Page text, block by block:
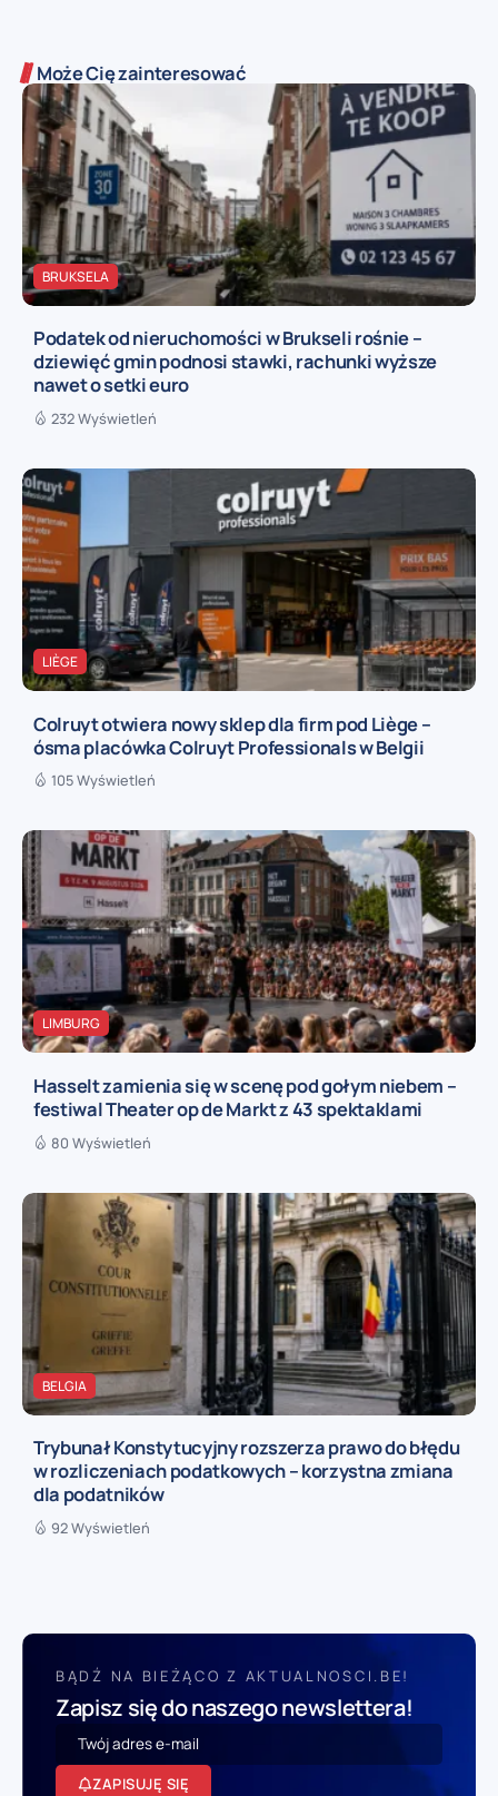
Może Cię zainteresować
BRUKSELA
Podatek od nieruchomości w Brukseli rośnie –
dziewięć gmin podnosi stawki, rachunki wyższe
nawet o setki euro
232 Wyświetleń
LIÈGE
Colruyt otwiera nowy sklep dla firm pod Liège –
ósma placówka Colruyt Professionals w Belgii
105 Wyświetleń
LIMBURG
Hasselt zamienia się w scenę pod gołym niebem –
festiwal Theater op de Markt z 43 spektaklami
80 Wyświetleń
BELGIA
Trybunał Konstytucyjny rozszerza prawo do błędu
w rozliczeniach podatkowych – korzystna zmiana
dla podatników
92 Wyświetleń
BĄDŹ NA BIEŻĄCO Z AKTUALNOSCI.BE!
Zapisz się do naszego newslettera!
ZAPISUJĘ SIĘ